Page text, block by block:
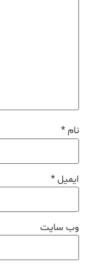
نام*
ایمیل*
وب‌ سایت